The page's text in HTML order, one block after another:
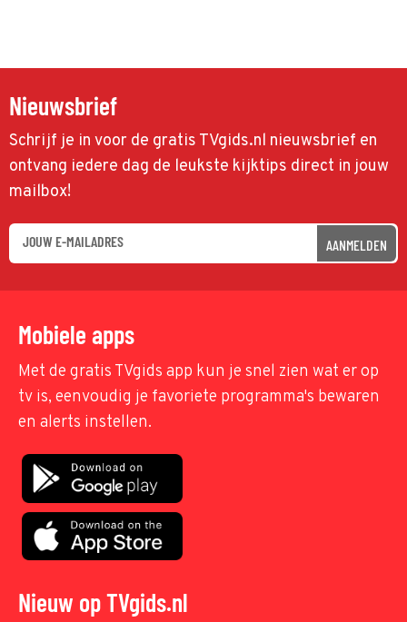
Nieuwsbrief
Schrijf je in voor de gratis TVgids.nl nieuwsbrief en
ontvang iedere dag de leukste kijktips direct in jouw
mailbox!
AANMELDEN
Mobiele apps
Met de gratis TVgids app kun je snel zien wat er op
tv is, eenvoudig je favoriete programma's bewaren
en alerts instellen.
Nieuw op TVgids.nl